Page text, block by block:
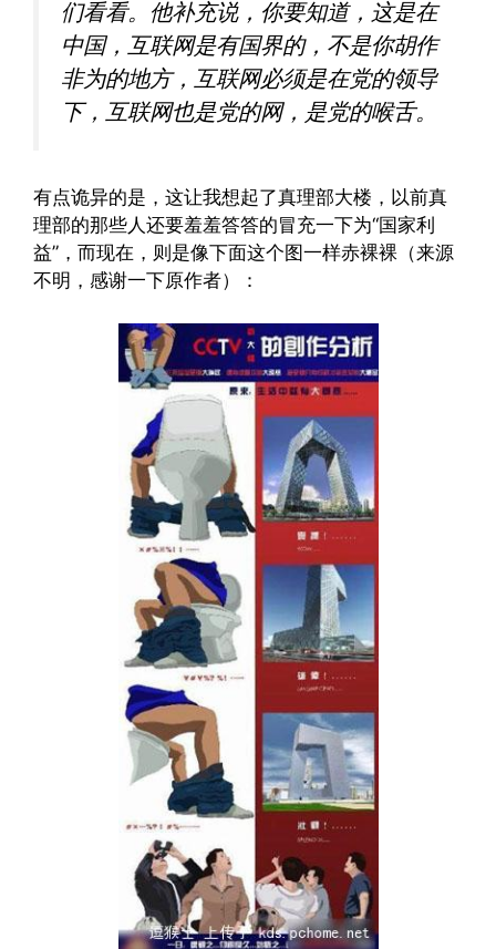
们看看。他补充说，你要知道，这是在
中国，互联网是有国界的，不是你胡作
非为的地方，互联网必须是在党的领导
下，互联网也是党的网，是党的喉舌。
有点诡异的是，这让我想起了真理部大楼，以前真
理部的那些人还要羞羞答答的冒充一下为“国家利
益”，而现在，则是像下面这个图一样赤裸裸（来源
不明，感谢一下原作者）：